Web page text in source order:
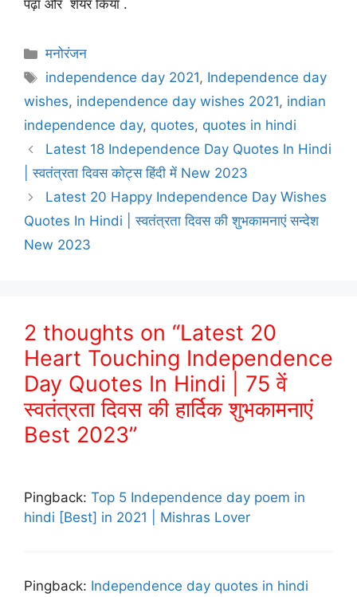
पढ़ा और शेयर किया .
Categories
मनोरंजन
Tags
independence day 2021, Independence day
wishes, independence day wishes 2021, indian
independence day, quotes, quotes in hindi
Latest 18 Independence Day Quotes In Hindi
| स्वतंत्रता दिवस कोट्स हिंदी में New 2023
Latest 20 Happy Independence Day Wishes
Quotes In Hindi | स्वतंत्रता दिवस की शुभकामनाएं सन्देश
New 2023
2 thoughts on “Latest 20
Heart Touching Independence
Day Quotes In Hindi | 75 वें
स्वतंत्रता दिवस की हार्दिक शुभकामनाएं
Best 2023”
Pingback: Top 5 Independence day poem in
hindi [Best] in 2021 | Mishras Lover
Pingback: Independence day quotes in hindi